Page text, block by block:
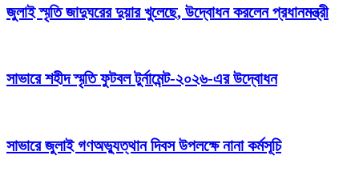
জুলাই স্মৃতি জাদুঘরের দুয়ার খুলেছে, উদ্বোধন করলেন প্রধানমন্ত্রী
সাভারে শহীদ স্মৃতি ফুটবল টুর্নামেন্ট-২০২৬-এর উদ্বোধন
সাভারে জুলাই গণঅভ্যুত্থান দিবস উপলক্ষে নানা কর্মসূচি